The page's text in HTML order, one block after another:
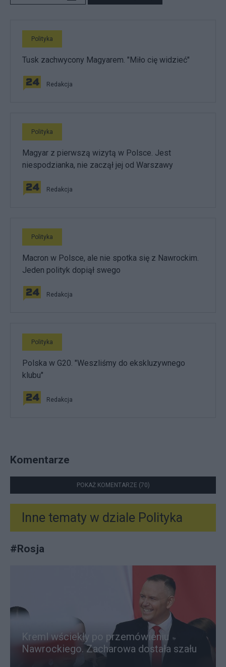
Polityka
Tusk zachwycony Magyarem. "Miło cię widzieć"
Redakcja
Polityka
Magyar z pierwszą wizytą w Polsce. Jest
niespodzianka, nie zaczął jej od Warszawy
Redakcja
Polityka
Macron w Polsce, ale nie spotka się z Nawrockim.
Jeden polityk dopiął swego
Redakcja
Polityka
Polska w G20. "Weszliśmy do ekskluzywnego
klubu"
Redakcja
Komentarze
POKAŻ KOMENTARZE (70)
Inne tematy w dziale Polityka
#Rosja
Kreml wściekły po przemówieniu
Nawrockiego. Zacharowa dostała szału